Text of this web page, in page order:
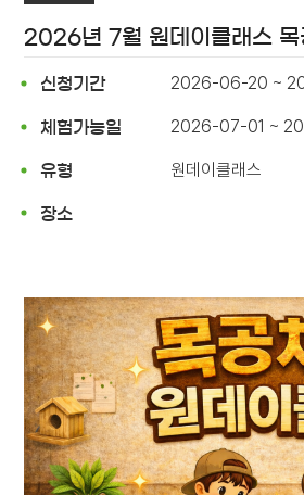
2026년 7월 원데이클래스 목
신청기간 2026-06-20 ~
체험가능일 2026-07-01 ~
유형 원데이클래스
장소